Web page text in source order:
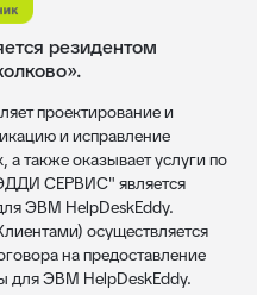
резидентом
проектирование и
и исправление
также оказывает услуги по
СЕРВИС" является
ЭВМ HelpDeskEddy.
осуществляется
на предоставление
для ЭВМ HelpDeskEddy.